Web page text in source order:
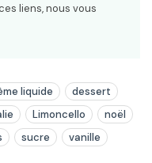
liens, nous vous
liquide
dessert
Limoncello
noël
sucre vanille